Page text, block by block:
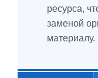
ресурса,
заменой
материалу.